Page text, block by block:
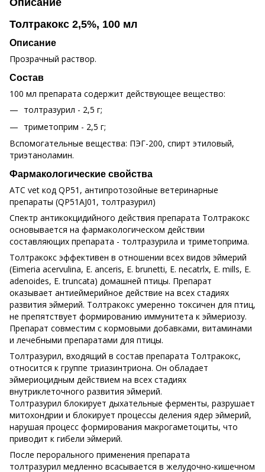
Толтракокс 2,5%, 100 мл
Описание
Прозрачный раствор.
Состав
100 мл препарата содержит действующее вещество:
толтразурил - 2,5 г;
триметоприм - 2,5 г;
Вспомогательные вещества: ПЭГ-200, спирт этиловый,
триэтаноламин.
Фармакологические свойства
АТС vet код QP51, антипротозойные ветеринарные
препараты (QP51AJ01, толтразурил)
Спектр антикокцидийного действия препарата Толтракокс
основывается на фармакологическом действии
составляющих препарата - толтразурила и триметоприма.
Толтракокс эффективен в отношении всех видов эймерий
(Eimeria acervulina, E. anceris, E. brunetti, Е. necatrlx, E. mills, E.
adenoides, E. truncata) домашней птицы. Препарат
оказывает антиеймерийное действие на всех стадиях
развития эймерий. Толтракокс умеренно токсичен для птиц,
не препятствует формированию иммунитета к эймериозу.
Препарат совместим с кормовыми добавками, витаминами
и лечебными препаратами для птицы.
Толтразурил, входящий в состав препарата Толтракокс,
относится к группе триазинтриона. Он обладает
эймериоцидным действием на всех стадиях
внутриклеточного развития эймерий.
Толтразурил блокирует дыхательные ферменты, разрушает
митохондрии и блокирует процессы деления ядер эймерий,
нарушая процесс формирования макрогаметоциты, что
приводит к гибели эймерий.
После перорального применения препарата
толтразурил медленно всасывается в желудочно-кишечном